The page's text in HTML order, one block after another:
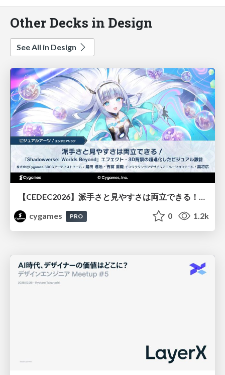
Other Decks in Design
See All in Design
【CEDEC2026】派手さと見やすさは両立できる！『Shadowverse: Worlds Beyond』エフェクト・3D背景の超進化したビジュアル設計
cygames
PRO 0 1.2k